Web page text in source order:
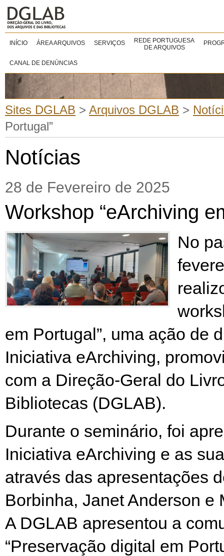
INÍCIO ÁREA ARQUIVOS SERVIÇOS
REDE PORTUGUESA
DE ARQUIVOS
CANAL DE DENÚNCIAS
Sites DGLAB > Arquivos DGLAB >
Portugal”
Notícias
28 de Fevereiro de 2025
Workshop “eArchiving
No
em Portugal”, uma ação de
Iniciativa eArchiving,
com a Direção-Geral do
Bibliotecas (DGLAB).
Durante o seminário, foi
Iniciativa eArchiving e as
através das apresentações
Borbinha, Janet Anderson e
A DGLAB apresentou a
“Preservação digital em